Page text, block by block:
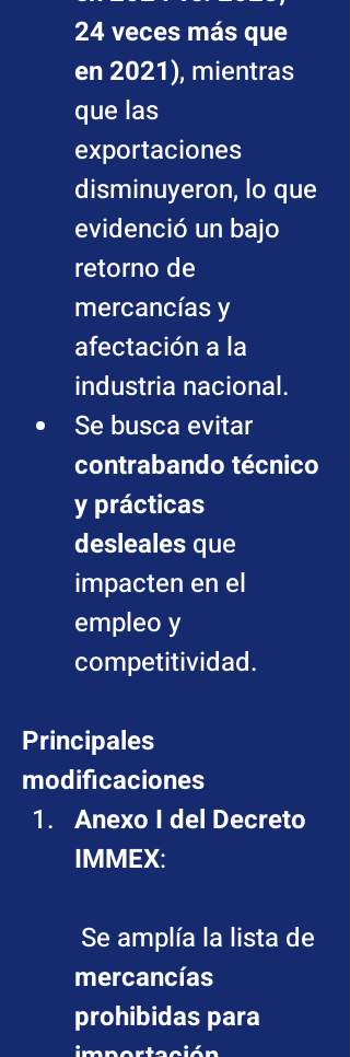
24 veces más que
en 2021), mientras
que las
exportaciones
disminuyeron, lo que
evidenció un bajo
retorno de
mercancías y
afectación a la
industria nacional.
Se busca evitar
contrabando técnico
y prácticas
desleales que
impacten en el
empleo y
competitividad.
Principales
modificaciones
Anexo I del Decreto
IMMEX:
Se amplía la lista de
mercancías
prohibidas para